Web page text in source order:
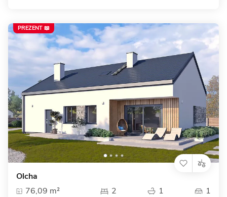
Olcha
76,09 m²
2 1 1
PREZENT 📖